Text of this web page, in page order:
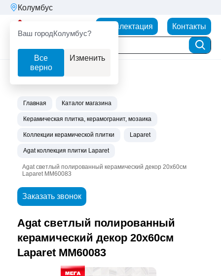
Колумбус
Ваш городКолумбус?
Все
верно
Изменить
Комплектация Контакты
Главная Каталог магазина
Керамическая плитка, керамогранит, мозаика
Коллекции керамической плитки Laparet
Agat коллекция плитки Laparet
Agat светлый полированный керамический декор 20х60см
Laparet MM60083
Заказать звонок
Agat светлый полированный
керамический декор 20х60см
Laparet MM60083